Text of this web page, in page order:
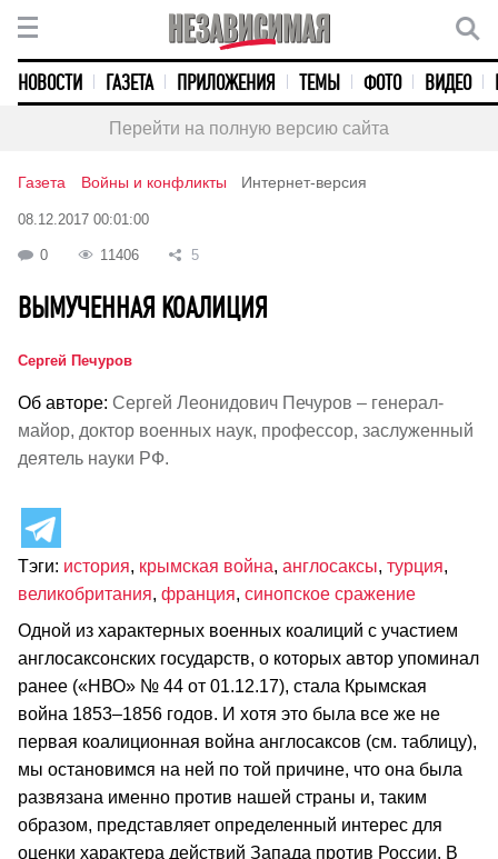
НОВОСТИ ГАЗЕТА ПРИЛОЖЕНИЯ ТЕМЫ ФОТО ВИДЕО
Перейти на полную версию сайта
Газета Войны и конфликты Интернет-версия
08.12.2017 00:01:00
0 11406 5
ВЫМУЧЕННАЯ КОАЛИЦИЯ
Сергей Печуров
Об авторе: Сергей Леонидович Печуров – генерал-
майор, доктор военных наук, профессор, заслуженный
деятель науки РФ.
Тэги: история, крымская война, англосаксы, турция,
великобритания, франция, синопское сражение
Одной из характерных военных коалиций с участием
англосаксонских государств, о которых автор упоминал
ранее («НВО» № 44 от 01.12.17), стала Крымская
война 1853–1856 годов. И хотя это была все же не
первая коалиционная война англосаксов (см. таблицу),
мы остановимся на ней по той причине, что она была
развязана именно против нашей страны и, таким
образом, представляет определенный интерес для
оценки характера действий Запада против России. В